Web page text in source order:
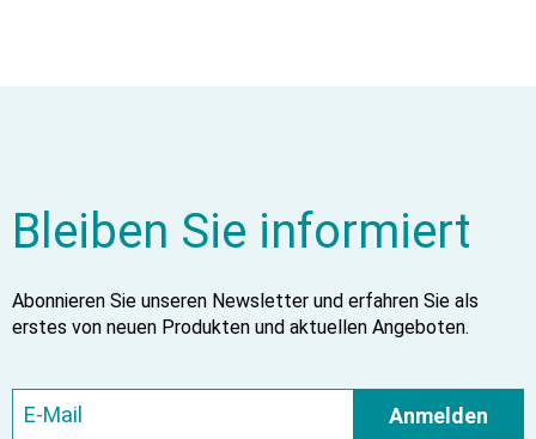
Bleiben Sie informiert
Abonnieren Sie unseren Newsletter und erfahren Sie als
erstes von neuen Produkten und aktuellen Angeboten.
Anmelden